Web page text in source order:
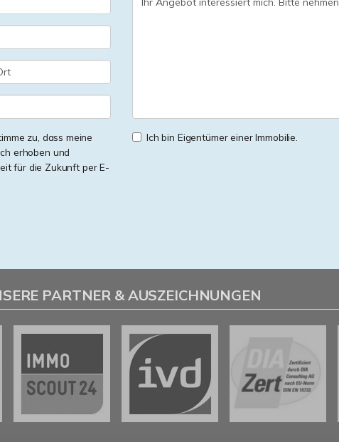
zu, dass meine
erhoben und
für die Zukunft per E-
Ich bin Eigentümer einer Immobilie.
PARTNER & AUSZEICHNUNGEN